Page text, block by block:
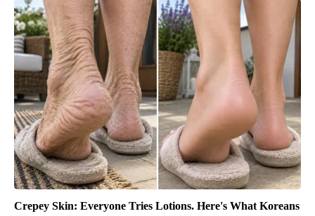
Crepey Skin: Everyone Tries Lotions. Here's What Koreans